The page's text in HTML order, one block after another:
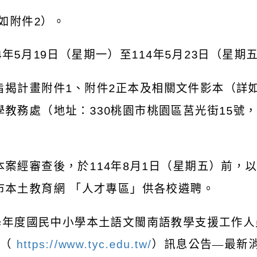
附件2）。
年5月 19 日（星期一）至114年5月 23 日（星期
揭計畫附件1 、附件2正本及相關文件影本（詳
務處（地址： 330桃園市桃園區莒光街15號
案經審查後，於114年8月 1 日（星期五）前，
本土教育網 「人才專區」供各校遴聘。
年度國民中小學本土語文閩南語教學支援工作人
https://www.tyc.edu.tw/）訊息公告—最新